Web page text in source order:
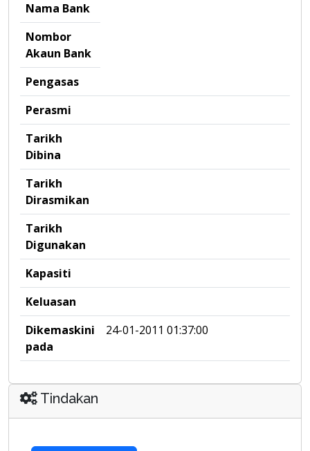
Nama Bank
Nombor
Akaun Bank
Pengasas
Perasmi
Tarikh
Dibina
Tarikh
Dirasmikan
Tarikh
Digunakan
Kapasiti
Keluasan
Dikemaskini
pada
24-01-2011 01:37:00
Tindakan